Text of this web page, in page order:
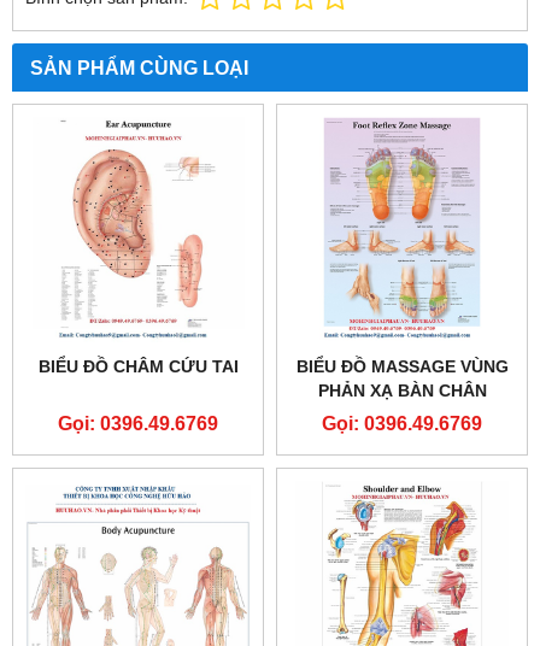
SẢN PHẨM CÙNG LOẠI
BIỂU ĐỒ CHÂM CỨU TAI
Gọi: 0396.49.6769
BIỂU ĐỒ MASSAGE VÙNG
PHẢN XẠ BÀN CHÂN
Gọi: 0396.49.6769